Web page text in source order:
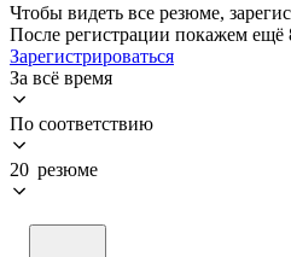
Чтобы видеть все резюме,
После регистрации покажем ещё
Зарегистрироваться
За всё время
По соответствию
20 резюме